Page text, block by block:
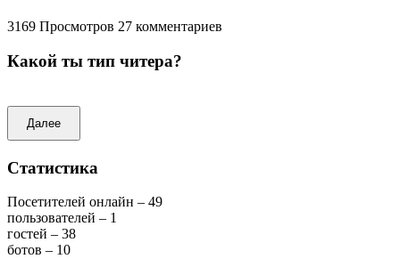
3169 Просмотров 27 комментариев
Какой ты тип читера?
Далее
Статистика
Посетителей онлайн – 49
пользователей – 1
гостей – 38
ботов – 10